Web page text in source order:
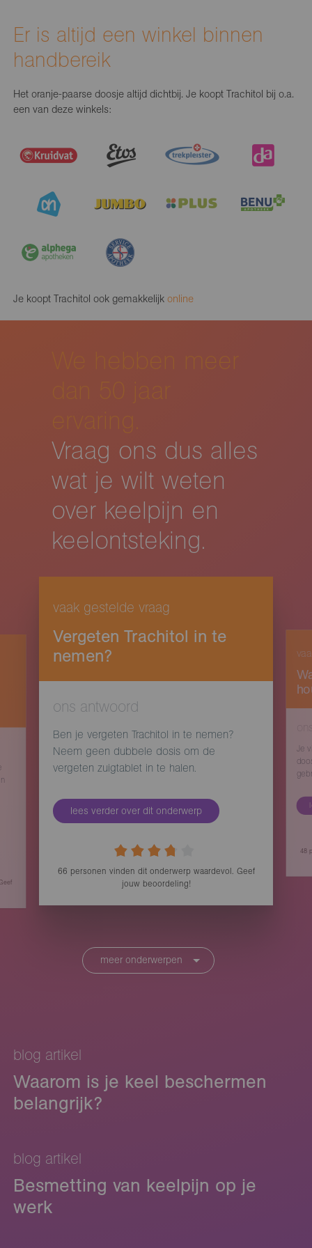
Er is altijd een winkel binnen
handbereik
Het oranje-paarse doosje altijd dichtbij. Je koopt Trachitol bij o.a.
een van deze winkels:
Je koopt Trachitol ook gemakkelijk online
Vraag ons dus alles
wat je wilt weten
over keelpijn en
keelontsteking.
vaak gestelde vraag
Vergeten Trachitol in te
nemen?
ons antwoord
Ben je vergeten Trachitol in te nemen?
Neem geen dubbele dosis om de
vergeten zuigtablet in te halen.
lees verder over dit onderwerp
66 personen vinden dit onderwerp waardevol. Geef
jouw beoordeling!
Je
48
meer onderwerpen
blog artikel
Waarom is je keel beschermen
belangrijk?
blog artikel
Besmetting van keelpijn op je
werk